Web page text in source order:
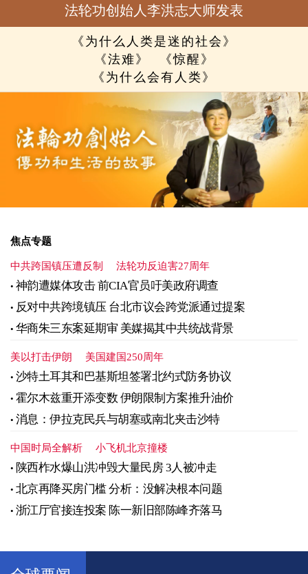
法轮功创始人李洪志大师发表
《为什么人类是迷的社会》
《法难》
《惊醒》
《为什么会有人类》
焦点专题
中共跨国镇压遭反制 法轮功反迫害27周年
神韵遭媒体攻击 前CIA官员吁美政府调查
反对中共跨境镇压 台北市议会跨党派通过提案
华商朱三东案延期审 美媒揭其中共统战背景
美以打击伊朗 美国建国250周年
沙特土耳其和巴基斯坦签署北约式防务协议
霍尔木兹重开添变数 伊朗限制方案推升油价
消息：伊拉克民兵与胡塞或南北夹击沙特
中国时局全解析 小飞机北京撞楼
陕西柞水爆山洪冲毁大量民房 3人被冲走
北京再降买房门槛 分析：没解决根本问题
浙江厅官接连投案 陈一新旧部陈峰齐落马